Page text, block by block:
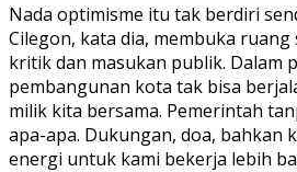
Nada optimisme itu tak berdiri
Cilegon, kata dia, membuka
kritik dan masukan publik. Dalam
pembangunan kota tak bisa
milik kita bersama. Pemerintah
apa-apa. Dukungan, doa,
energi untuk kami bekerja lebih